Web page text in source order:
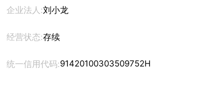
企业法人:刘小龙
经营状态:存续
统一信用代码:91420100303509752H